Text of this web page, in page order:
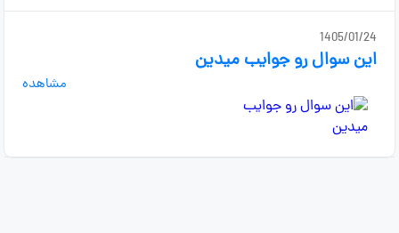
1405/01/24
این سوال رو جوایب میدین
مشاهده